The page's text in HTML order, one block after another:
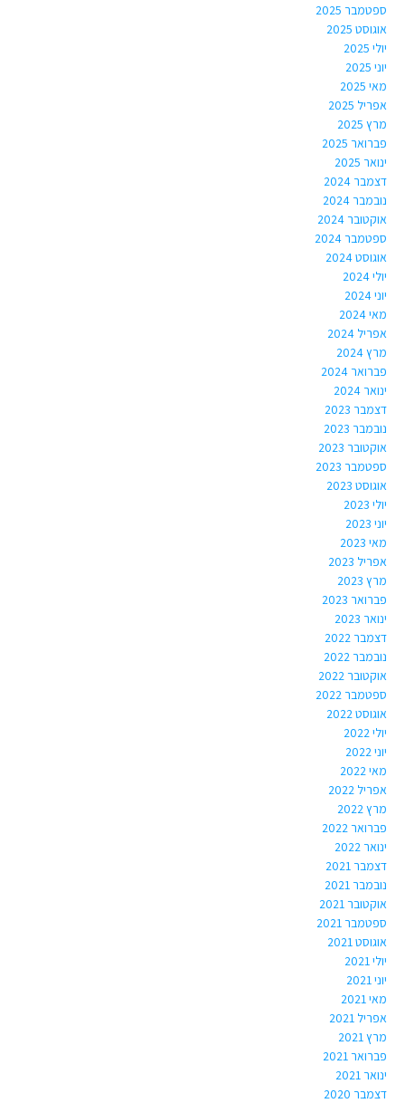
ספטמבר 2025
אוגוסט 2025
יולי 2025
יוני 2025
מאי 2025
אפריל 2025
מרץ 2025
פברואר 2025
ינואר 2025
דצמבר 2024
נובמבר 2024
אוקטובר 2024
ספטמבר 2024
אוגוסט 2024
יולי 2024
יוני 2024
מאי 2024
אפריל 2024
מרץ 2024
פברואר 2024
ינואר 2024
דצמבר 2023
נובמבר 2023
אוקטובר 2023
ספטמבר 2023
אוגוסט 2023
יולי 2023
יוני 2023
מאי 2023
אפריל 2023
מרץ 2023
פברואר 2023
ינואר 2023
דצמבר 2022
נובמבר 2022
אוקטובר 2022
ספטמבר 2022
אוגוסט 2022
יולי 2022
יוני 2022
מאי 2022
אפריל 2022
מרץ 2022
פברואר 2022
ינואר 2022
דצמבר 2021
נובמבר 2021
אוקטובר 2021
ספטמבר 2021
אוגוסט 2021
יולי 2021
יוני 2021
מאי 2021
אפריל 2021
מרץ 2021
פברואר 2021
ינואר 2021
דצמבר 2020